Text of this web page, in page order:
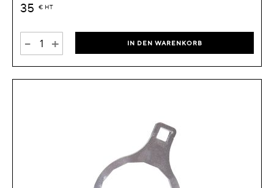
35 € HT
- + IN DEN WARENKORB